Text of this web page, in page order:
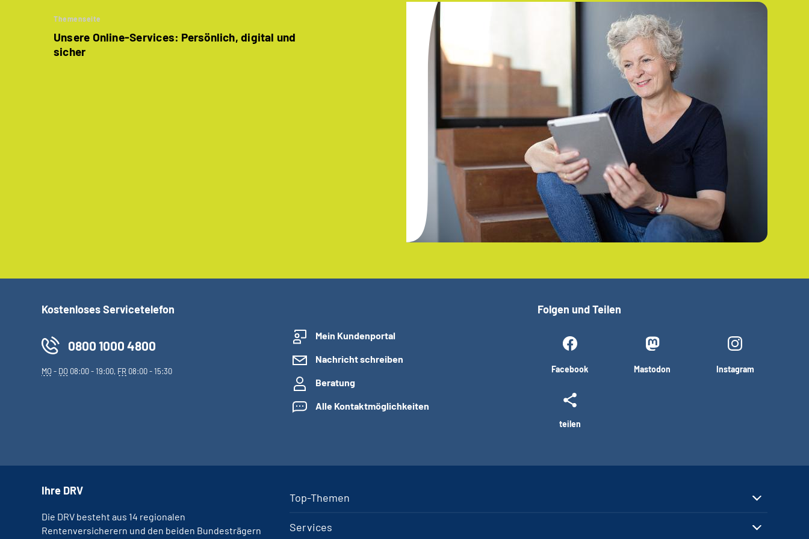
Themenseite
Unsere Online-Services: Persönlich, digital und
sicher
Kostenloses Servicetelefon
0800 1000 4800
MO- DO 08:00 - 19:00, FR 08:00 - 15:30
Mein Kundenportal
Nachricht schreiben
Beratung
Alle Kontaktmöglichkeiten
Folgen und Teilen
Facebook Mastodon Instagram
teilen
Top-Themen
Services
Ihre DRV
Die DRV besteht aus 14 regionalen
Rentenversicherern und den beiden Bundesträgern